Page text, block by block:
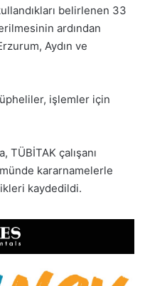
belirlenen 33
ardından
Aydın ve
işlemler için
TÜBİTAK çalışanı
kararnamelerle
kaydedildi.